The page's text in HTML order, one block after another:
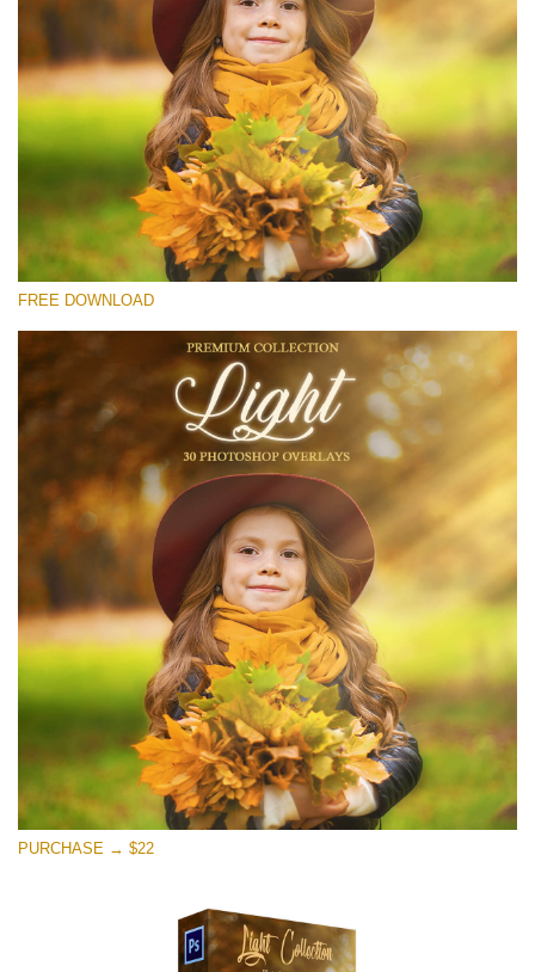
Lütfen seçin
Free Light Overlay #26
Small 800*533px
Light Overlays
(30 Overlays)
Fairy Tale (344 Overlays)
Large 6000*4000px
Entire Collection
(1783 Overlays)
Large 6000*4000px
Ücretsiz indirin
FREE DOWNLOAD
PURCHASE → $22